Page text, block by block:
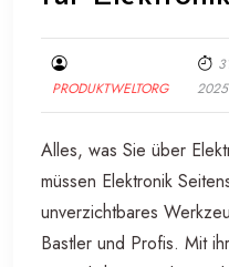
PRODUKTWELTORG
2025
Alles, was Sie über
müssen Elektronik
unverzichtbares
Bastler und Profis. Mit